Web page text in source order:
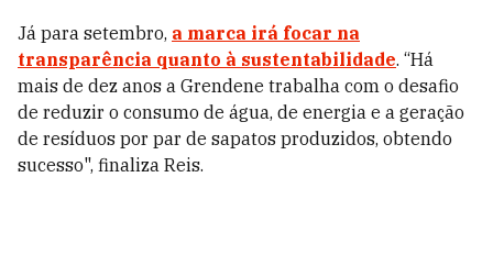
Já para setembro, a marca irá focar na
transparência quanto à sustentabilidade. “Há
mais de dez anos a Grendene trabalha com o desafio
de reduzir o consumo de água, de energia e a geração
de resíduos por par de sapatos produzidos, obtendo
sucesso", finaliza Reis.